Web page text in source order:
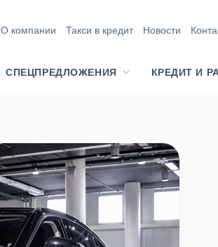
О компании Такси в кредит Новости
СПЕЦПРЕДЛОЖЕНИЯ КРЕДИТ И